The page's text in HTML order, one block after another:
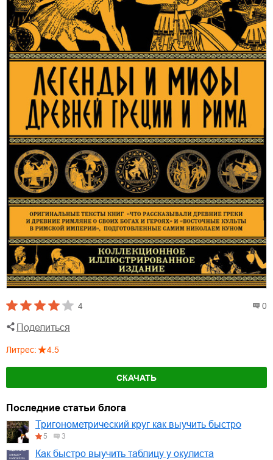
4 0
Поделиться
Литрес: 4.5
СКАЧАТЬ
Последние статьи блога
Тригонометрический круг как выучить быстро
5 3
Как быстро выучить таблицу у окулиста